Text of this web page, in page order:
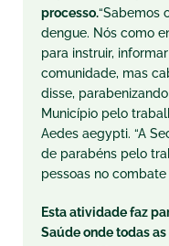
processo.“Sabemos
dengue. Nós como
para instruir,
comunidade, mas
disse,
Município pelo
Aedes aegypti. “A
de parabéns pelo
pessoas no combate
Esta atividade faz
Saúde onde todas